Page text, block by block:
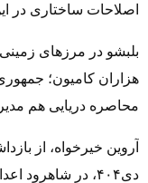
اصلاحات ساختاری در
بلبشو در مرزهای
هزاران کامیون؛
محاصره دریایی هم
آروین خیرخواه، از
دی۴۰۴، در شاهرود اعدام شد